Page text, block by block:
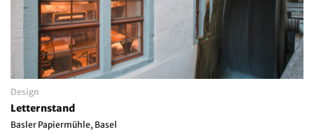
Design
Letternstand
Basler Papiermühle, Basel